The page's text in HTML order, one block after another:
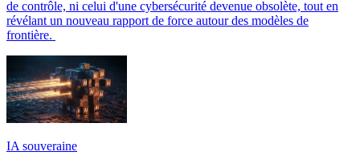
de contrôle, ni celui d'une cybersécurité devenue obsolète, tout en
révélant un nouveau rapport de force autour des modèles de
frontière.
IA souveraine